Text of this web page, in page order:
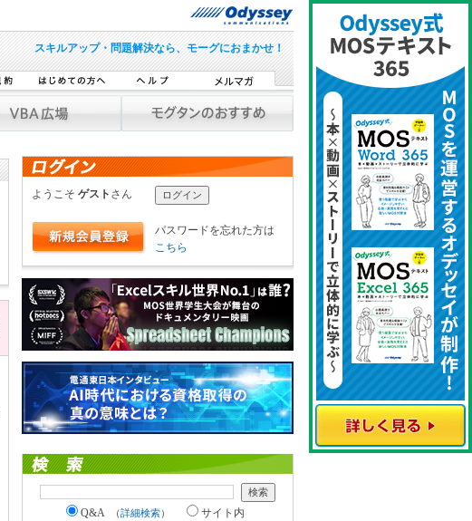
スキルアップ・問題解決なら、モーグにおまかせ！
ようこそ ゲスト さん
パスワードを忘れた方は
こちら
Q&A （詳細検索） サイト内